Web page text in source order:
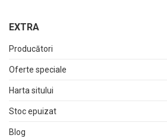
EXTRA
Producători
Oferte speciale
Harta sitului
Stoc epuizat
Blog